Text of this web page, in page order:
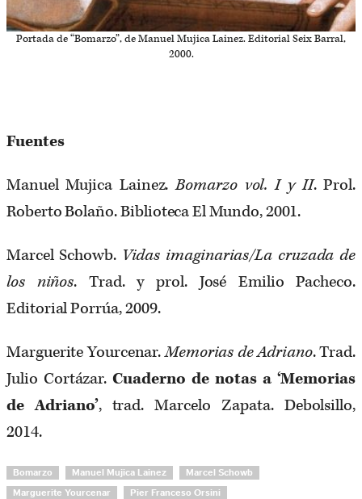
Portada de “Bomarzo”, de Manuel Mujica Lainez. Editorial Seix Barral,
2000.
Fuentes
Manuel Mujica Lainez.Bomarzo vol. I y II. Prol.
Roberto Bolaño. Biblioteca El Mundo, 2001.
Marcel Schowb. Vidas imaginarias/La cruzada de
los niños. Trad. y prol. José Emilio Pacheco.
Editorial Porrúa, 2009.
Marguerite Yourcenar.Memorias de Adriano. Trad.
Julio Cortázar.Cuaderno de notas a ‘Memorias
de Adriano’, trad. Marcelo Zapata. Debolsillo,
2014.
Bomarzo Manuel Mujica Lainez Marcel Schowb
Marguerite Yourcenar Pier Franceso Orsini